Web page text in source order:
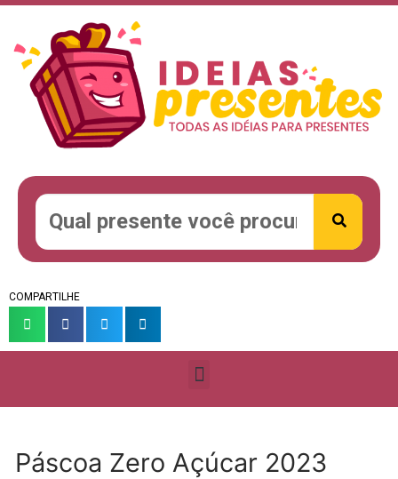
COMPARTILHE
Páscoa Zero Açúcar 2023